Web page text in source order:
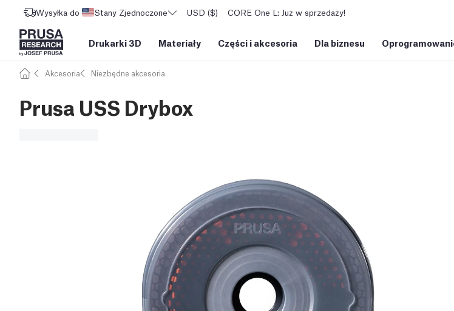
Wysyłka do Stany Zjednoczone USD ($) CORE One L: Już w sprzedaży!
Drukarki 3D Materiały Części i akcesoria Dla biznesu
Akcesoria Niezbędne akcesoria
Prusa USS Drybox